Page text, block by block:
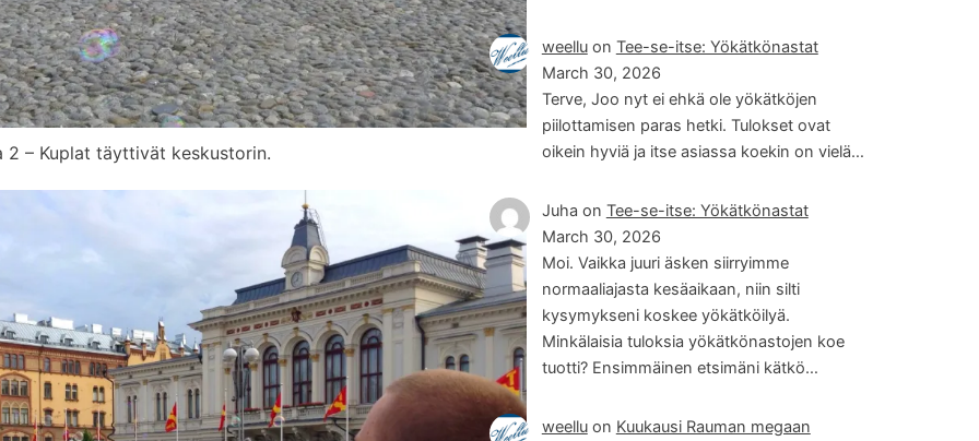
2 – Kuplat täyttivät keskustorin.
weelluon Tee-se-itse: Yökätkönastat
March 30, 2026
Terve, Joo nyt ei ehkä ole yökätköjen
piilottamisen paras hetki. Tulokset ovat
oikein hyviä ja itse asiassa koekin on vielä…
Juha on Tee-se-itse: Yökätkönastat
March 30, 2026
Moi. Vaikka juuri äsken siirryimme
normaaliajasta kesäaikaan, niin silti
kysymykseni koskee yökätköilyä.
Minkälaisia tuloksia yökätkönastojen koe
tuotti? Ensimmäinen etsimäni kätkö…
weelluon Kuukausi Rauman megaan